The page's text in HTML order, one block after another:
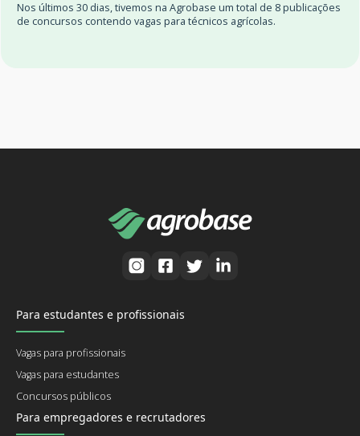
Nos últimos 30 dias, tivemos na Agrobase um total de 8 publicações
de concursos contendo vagas para técnicos agrícolas.
Para estudantes e profissionais
Vagas para profissionais
Vagas para estudantes
Concursos públicos
Para empregadores e recrutadores